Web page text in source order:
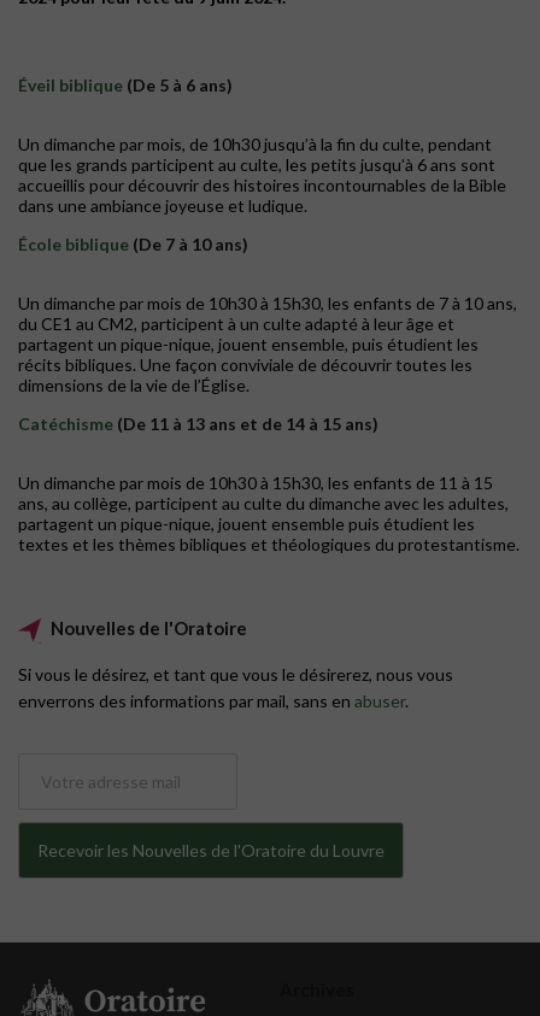
Éveil biblique (De 5 à 6 ans)
Un dimanche par mois, de 10h30 jusqu’à la fin du culte, pendant
que les grands participent au culte, les petits jusqu’à 6 ans sont
accueillis pour découvrir des histoires incontournables de la Bible
dans une ambiance joyeuse et ludique.
École biblique (De 7 à 10 ans)
Un dimanche par mois de 10h30 à 15h30, les enfants de 7 à 10 ans,
du CE1 au CM2, participent à un culte adapté à leur âge et
partagent un pique-nique, jouent ensemble, puis étudient les
récits bibliques. Une façon conviviale de découvrir toutes les
dimensions de la vie de l’Église.
Catéchisme (De 11 à 13 ans et de 14 à 15 ans)
Un dimanche par mois de 10h30 à 15h30, les enfants de 11 à 15
ans, au collège, participent au culte du dimanche avec les adultes,
partagent un pique-nique, jouent ensemble puis étudient les
textes et les thèmes bibliques et théologiques du protestantisme.
Nouvelles de l'Oratoire
Si vous le désirez, et tant que vous le désirerez, nous vous
enverrons des informations par mail, sans en abuser.